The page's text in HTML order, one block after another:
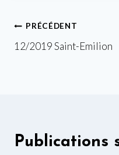
Navigation
de
PRÉCÉDENT
12/2019 Saint-Emilion
Publications